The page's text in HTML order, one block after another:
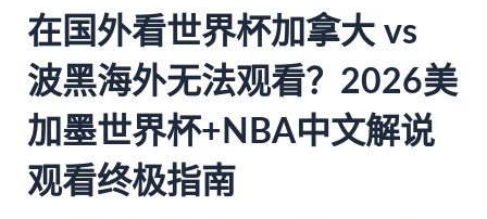
在国外看世界杯加拿大 vs
波黑海外无法观看？2026美
加墨世界杯+NBA中文解说
观看终极指南